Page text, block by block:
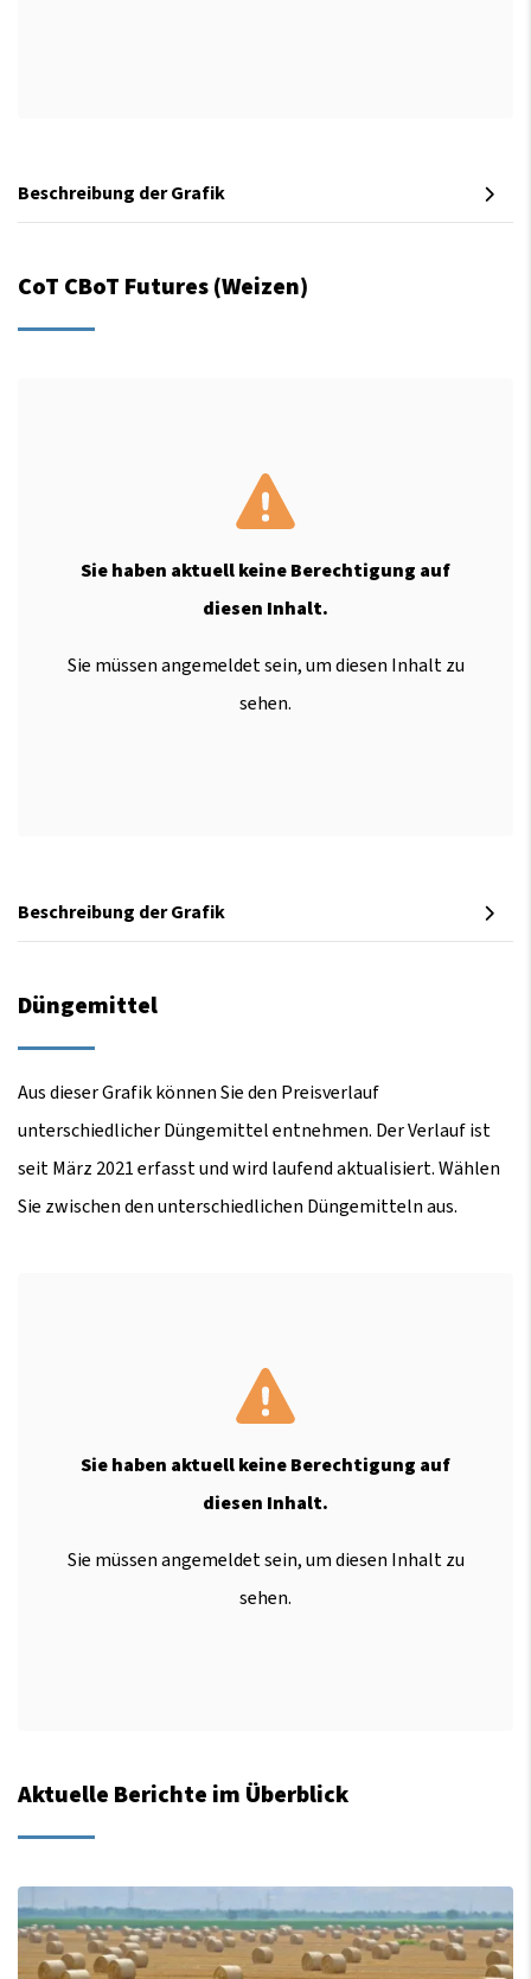
Beschreibung der Grafik
CoT CBoT Futures (Weizen)
Sie haben aktuell keine Berechtigung auf
diesen Inhalt.
Sie müssen angemeldet sein, um diesen Inhalt zu
sehen.
Beschreibung der Grafik
Düngemittel
Aus dieser Grafik können Sie den Preisverlauf
unterschiedlicher Düngemittel entnehmen. Der Verlauf ist
seit März 2021 erfasst und wird laufend aktualisiert. Wählen
Sie zwischen den unterschiedlichen Düngemitteln aus.
Sie haben aktuell keine Berechtigung auf
diesen Inhalt.
Sie müssen angemeldet sein, um diesen Inhalt zu
sehen.
Aktuelle Berichte im Überblick